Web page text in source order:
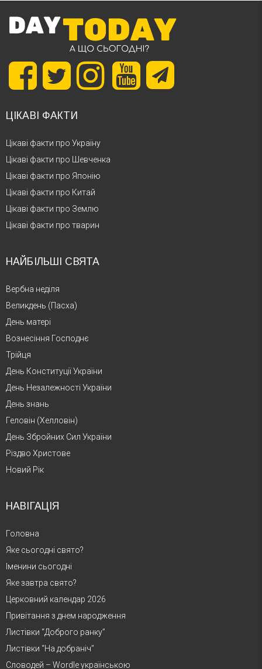
ЦІКАВІ ФАКТИ
Цікаві факти про Україну
Цікаві факти про Шевченка
Цікаві факти про Японію
Цікаві факти про Китай
Цікаві факти про Землю
Цікаві факти про тварин
НАЙБІЛЬШІ СВЯТА
Вербна неділя
Великдень (Пасха)
День матері
Вознесіння Господнє
Трійця
День Конституції України
День Незалежності України
День знань
Геловін (Хелловін)
День Збройних Сил України
Різдво Христове
Новий Рік
НАВІГАЦІЯ
Головна
Яке сьогодні свято?
Іменини сьогодні
Яке завтра свято?
Церковний календар 2026
Привітання з днем народження
Листівки “Доброго ранку”
Листівки “На добраніч”
Словодей – Wordle українською